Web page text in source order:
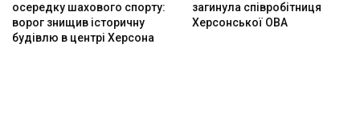
осередку шахового спорту:
ворог знищив історичну
будівлю в центрі Херсона
загинула співробітниця
Херсонської ОВА